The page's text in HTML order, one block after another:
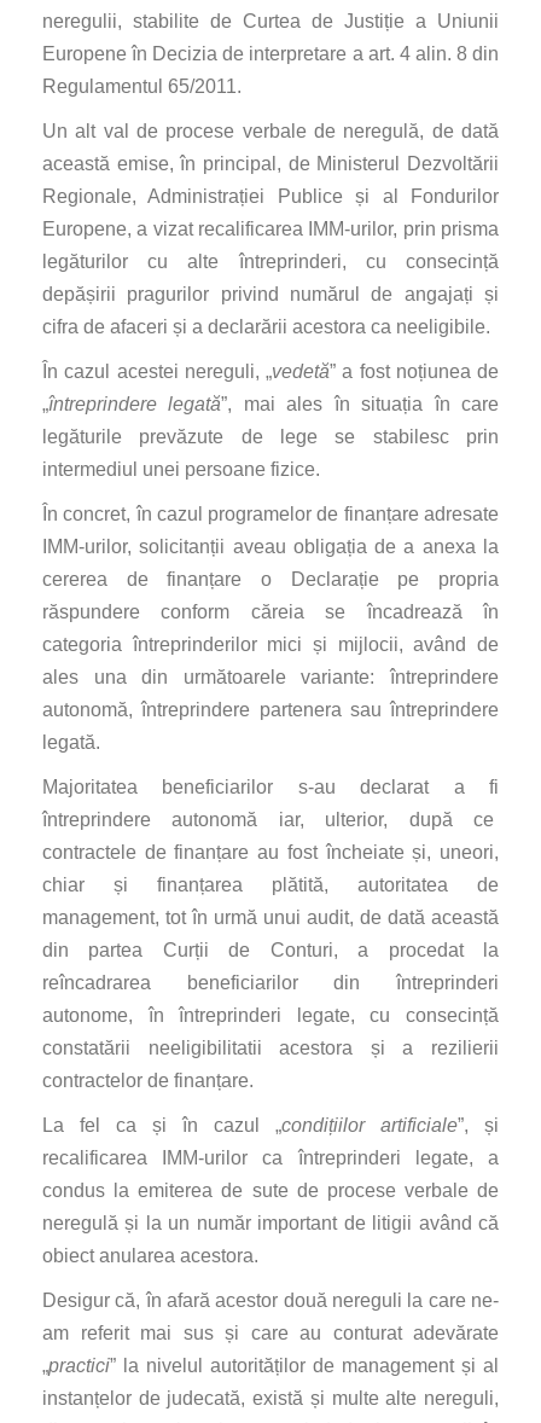
neregulii, stabilite de Curtea de Justiție a Uniunii
Europene în Decizia de interpretare a art. 4 alin. 8 din
Regulamentul 65/2011.
Un alt val de procese verbale de neregulă, de dată
această emise, în principal, de Ministerul Dezvoltării
Regionale, Administrației Publice și al Fondurilor
Europene, a vizat recalificarea IMM-urilor, prin prisma
legăturilor cu alte întreprinderi, cu consecință
depășirii pragurilor privind numărul de angajați și
cifra de afaceri și a declarării acestora ca neeligibile.
În cazul acestei nereguli, „vedetă” a fost noțiunea de
„întreprindere legată”, mai ales în situația în care
legăturile prevăzute de lege se stabilesc prin
intermediul unei persoane fizice.
În concret, în cazul programelor de finanțare adresate
IMM-urilor, solicitanții aveau obligația de a anexa la
cererea de finanțare o Declarație pe propria
răspundere conform căreia se încadrează în
categoria întreprinderilor mici și mijlocii, având de
ales una din următoarele variante: întreprindere
autonomă, întreprindere partenera sau întreprindere
legată.
Majoritatea beneficiarilor s-au declarat a fi
întreprindere autonomă iar, ulterior, după ce
contractele de finanțare au fost încheiate și, uneori,
chiar și finanțarea plătită, autoritatea de
management, tot în urmă unui audit, de dată această
din partea Curții de Conturi, a procedat la
reîncadrarea beneficiarilor din întreprinderi
autonome, în întreprinderi legate, cu consecință
constatării neeligibilitatii acestora și a rezilierii
contractelor de finanțare.
La fel ca și în cazul „condițiilor artificiale”, și
recalificarea IMM-urilor ca întreprinderi legate, a
condus la emiterea de sute de procese verbale de
neregulă și la un număr important de litigii având că
obiect anularea acestora.
Desigur că, în afară acestor două nereguli la care ne-
am referit mai sus și care au conturat adevărate
„practici” la nivelul autorităților de management și al
instanțelor de judecată, există și multe alte nereguli,